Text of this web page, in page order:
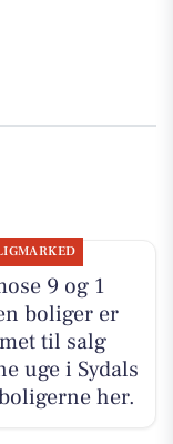
9 og 1
boliger er
til salg
uge i Sydals
her.